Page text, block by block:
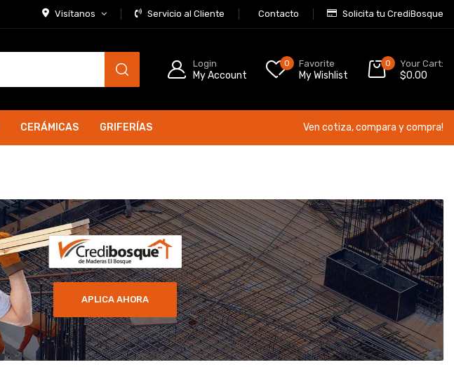
Visítanos Servicio al Cliente Contacto Solicita tu CrediBosque
Login
My Account
0 Favorite
My Wishlist
0 Your Cart:
$0.00
CERÁMICAS GRIFERÍAS Ven cotiza, compara y compra!
APLICA AHORA